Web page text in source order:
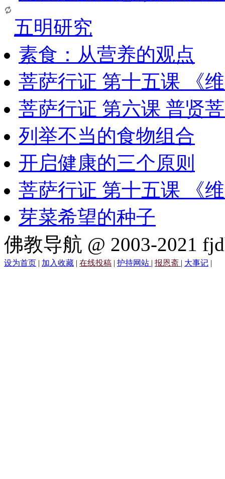
五明研究
素食：从营养的观点
菩萨行证 第十五课 《
菩萨行证 第六课 普贤
列举不当的食物组合
开启健康的三个原则
菩萨行证 第十五课 《
芽菜希望的种子
佛教导航 @ 2003-2021
设为首页 | 加入收藏 | 在线投稿 | 护持网站 | 报恩斋 | 大事记 |